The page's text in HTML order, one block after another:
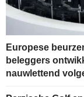
Europese
beleggers
nauwlettend